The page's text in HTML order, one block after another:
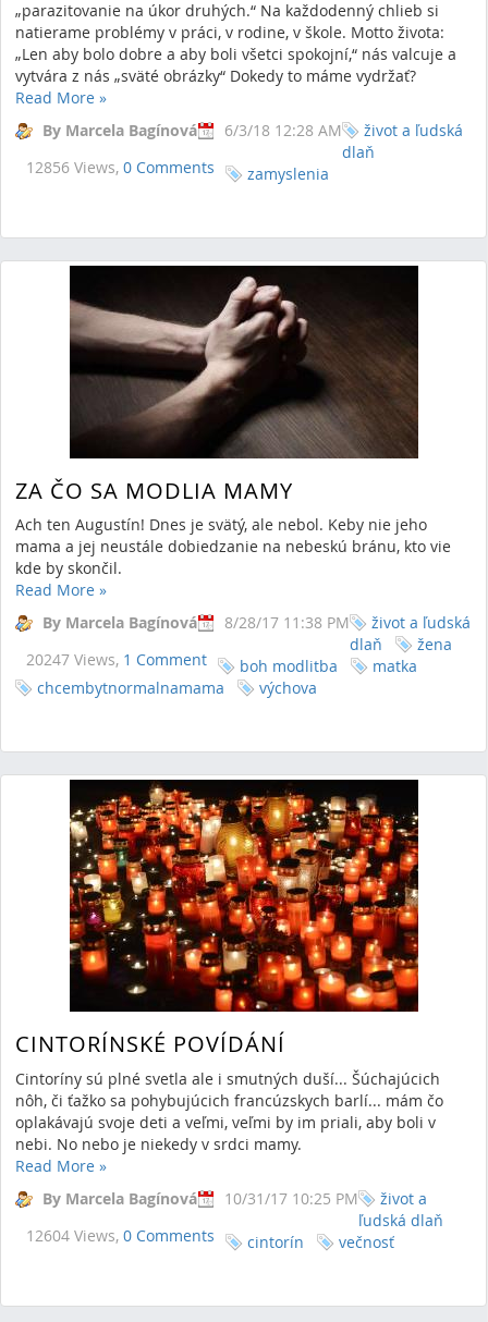
„parazitovanie na úkor druhých.“ Na každodenný chlieb si
natierame problémy v práci, v rodine, v škole. Motto života:
„Len aby bolo dobre a aby boli všetci spokojní,“ nás valcuje a
vytvára z nás „sväté obrázky“ Dokedy to máme vydržať?
Read More »
By Marcela Bagínová
6/3/18 12:28 AM
12856 Views, 0 Comments
život a ľudská
dlaň
zamyslenia
ZA ČO SA MODLIA MAMY
Ach ten Augustín! Dnes je svätý, ale nebol. Keby nie jeho
mama a jej neustále dobiedzanie na nebeskú bránu, kto vie
kde by skončil.
Read More »
By Marcela Bagínová
8/28/17 11:38 PM
20247 Views, 1 Comment
život a ľudská
dlaň
žena
boh modlitba
matka
chcembytnormalnamama
výchova
CINTORÍNSKÉ POVÍDÁNÍ
Cintoríny sú plné svetla ale i smutných duší... Šúchajúcich
nôh, či ťažko sa pohybujúcich francúzskych barlí... mám čo
oplakávajú svoje deti a veľmi, veľmi by im priali, aby boli v
nebi. No nebo je niekedy v srdci mamy.
Read More »
By Marcela Bagínová
10/31/17 10:25 PM
12604 Views, 0 Comments
život a
ľudská dlaň
cintorín
večnosť